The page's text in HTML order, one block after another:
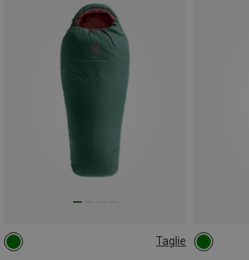
Taglie
MAX. 170CM | LEFT MAX.